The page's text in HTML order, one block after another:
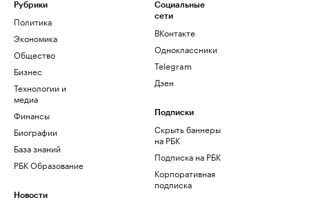
Рубрики
Политика
Экономика
Общество
Бизнес
Технологии и
медиа
Финансы
Биографии
База знаний
РБК Образование
Новости
Социальные
сети
ВКонтакте
Одноклассники
Telegram
Дзен
Подписки
Скрыть баннеры
на РБК
Подписка на РБК
Корпоративная
подписка